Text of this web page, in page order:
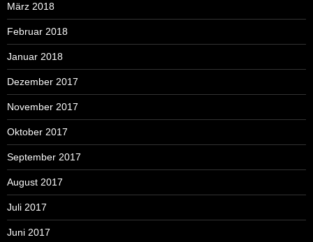
März 2018
Februar 2018
Januar 2018
Dezember 2017
November 2017
Oktober 2017
September 2017
August 2017
Juli 2017
Juni 2017